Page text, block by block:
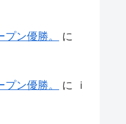
ン優勝。
に
ン優勝。 に
ｉ